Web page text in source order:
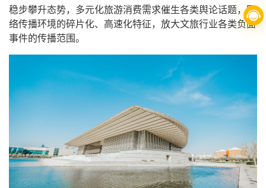
稳步攀升态势，多元化旅游消费需求催生各类舆论话题，网
络传播环境的碎片化、高速化特征，放大文旅行业各类负面
事件的传播范围。